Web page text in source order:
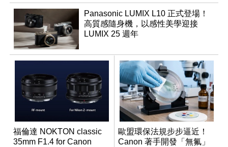
Panasonic LUMIX L10 正式登場！
高質感隨身機，以感性美學迎接
LUMIX 25 週年
福倫達 NOKTON classic
35mm F1.4 for Canon
歐盟環保法規步步逼近！
Canon 著手開發「無氟」